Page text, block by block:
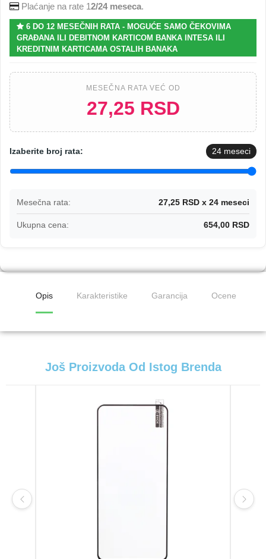
Plaćanje na rate 12/24 meseca.
6 DO 12 MESEČNIH RATA - MOGUĆE SAMO ČEKOVIMA
GRAĐANA ILI DEBITNOM KARTICOM BANKA INTESA ILI
KREDITNIM KARTICAMA OSTALIH BANAKA
MESEČNA RATA VEĆ OD
27,25 RSD
Izaberite broj rata: 24 meseci
Mesečna rata: 27,25 RSD x 24 meseci
Ukupna cena: 654,00 RSD
Opis Karakteristike Garancija Ocene
Još Proizvoda Od Istog Brenda